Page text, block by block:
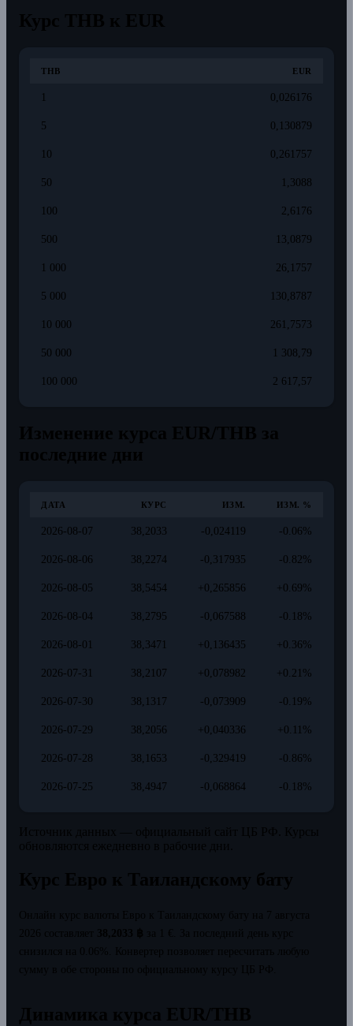
THB EUR
0,026176
5 0,130879
10 0,261757
50 1,3088
100 2,6176
500 13,0879
1 000 26,1757
5 000 130,8787
10 000 261,7573
50 000 1 308,79
100 000 2 617,57
ДАТА КУРС ИЗМ. ИЗМ. %
2026-08-07 38,2033 -0,024119 -0.06%
2026-08-06 38,2274 -0,317935 -0.82%
2026-08-05 38,5454 +0,265856 +0.69%
2026-08-04 38,2795 -0,067588 -0.18%
2026-08-01 38,3471 +0,136435 +0.36%
2026-07-31 38,2107 +0,078982 +0.21%
2026-07-30 38,1317 -0,073909 -0.19%
2026-07-29 38,2056 +0,040336 +0.11%
2026-07-28 38,1653 -0,329419 -0.86%
2026-07-25 38,4947 -0,068864 -0.18%